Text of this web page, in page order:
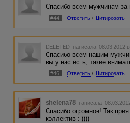
Спасибо всем мужчинам за
#44 Ответить / Цитировать
DELETED написала 08.03.2012
Спасибо всем нашим
вы у нас есть, такие
#46 Ответить / Цитировать
shelena78 написала
Спасибо огромное! Так
коллектив :-))))